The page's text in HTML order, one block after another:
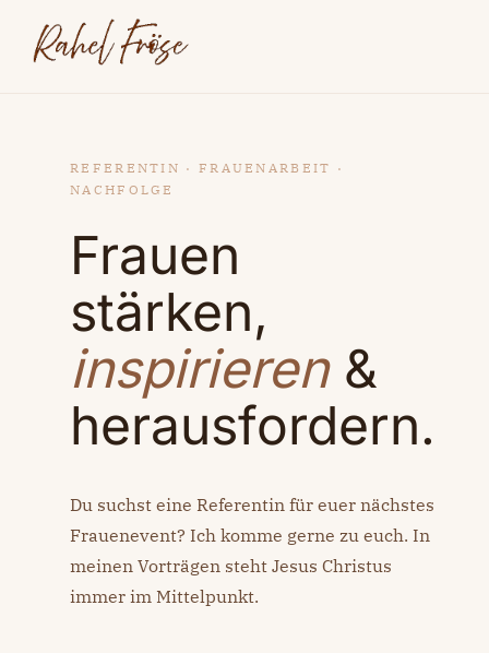
REFERENTIN · FRAUENARBEIT ·
NACHFOLGE
Frauen
stärken,
inspirieren&
herausfordern.
Du suchst eine Referentin für euer nächstes
Frauenevent? Ich komme gerne zu euch. In
meinen Vorträgen steht Jesus Christus
immer im Mittelpunkt.